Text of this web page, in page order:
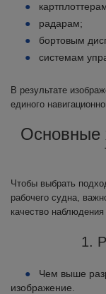
радарам;
бортовым
системам
В результате
единого
Основные
Чтобы выбрать
рабочего судна,
качество
1.
Чем выше
изображение.